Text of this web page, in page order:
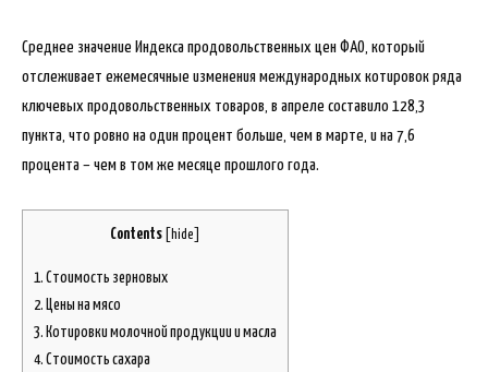
Среднее значение Индекса продовольственных цен ФАО, который
отслеживает ежемесячные изменения международных котировок ряда
ключевых продовольственных товаров, в апреле составило 128,3
пункта, что ровно на один процент больше, чем в марте, и на 7,6
процента – чем в том же месяце прошлого года.
Contents hide
1. Стоимость зерновых
2. Цены на мясо
3. Котировки молочной продукции и масла
4. Стоимость сахара